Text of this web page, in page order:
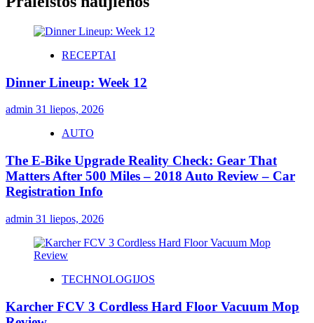
RECEPTAI
Dinner Lineup: Week 12
admin 31 liepos, 2026
AUTO
The E-Bike Upgrade Reality Check: Gear That
Matters After 500 Miles – 2018 Auto Review – Car
Registration Info
admin 31 liepos, 2026
TECHNOLOGIJOS
Karcher FCV 3 Cordless Hard Floor Vacuum Mop